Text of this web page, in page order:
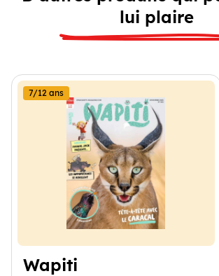
lui plaire
Wapiti
7/12 ans